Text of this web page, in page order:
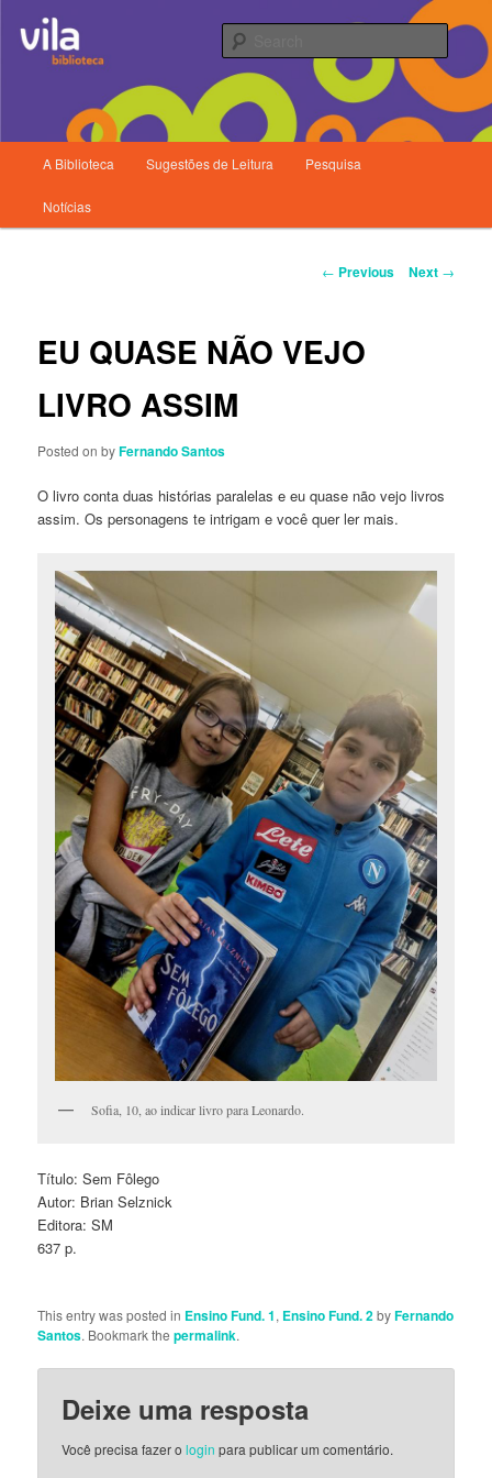
Biblioteca da Vila
Search
Skip
to
A Biblioteca Sugestões de Leitura Pesquisa
Notícias
Post
← Previous Next →
EU QUASE NÃO VEJO
LIVRO ASSIM
Posted onbyFernando Santos
O livro conta duas histórias paralelas e eu quase não vejo livros
assim. Os personagens te intrigam e você quer ler mais.
Sofia, 10, ao indicar livro para Leonardo.
Título: Sem Fôlego
Autor: Brian Selznick
Editora: SM
637 p.
This entry was posted in Ensino Fund. 1, Ensino Fund. 2byFernando
Santos. Bookmark thepermalink.
Deixe uma resposta
Você precisa fazer ologin para publicar um comentário.